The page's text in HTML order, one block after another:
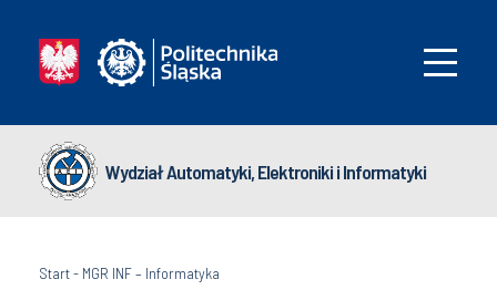
Wydział Automatyki, Elektroniki i Informatyki
Start- MGR INF – Informatyka